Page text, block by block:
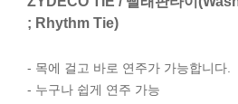
; Rhythm Tie)
- 목에 걸고 바로 연주가 가능합니다.
- 누구나 쉽게 연주 가능